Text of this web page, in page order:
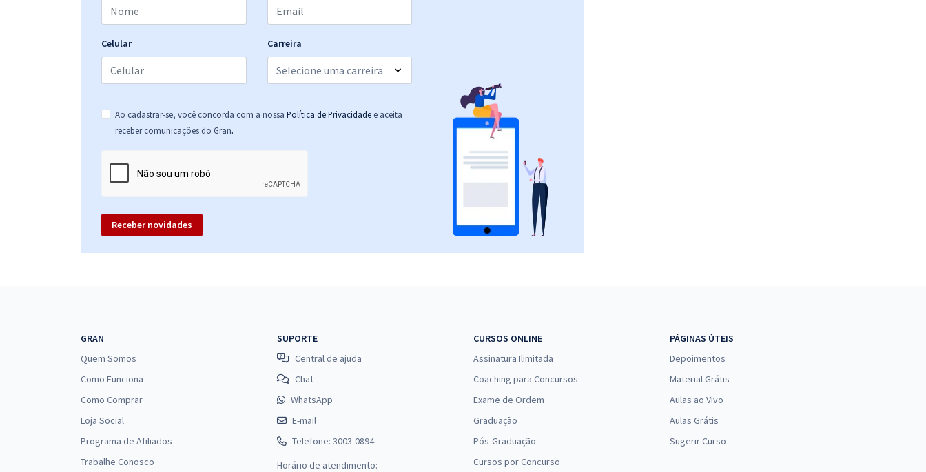
Celular Carreira
Ao cadastrar-se, você concorda com a nossa Política de Privacidade e aceita
receber comunicações do Gran.
Receber novidades
GRAN
Quem Somos
Como Funciona
Como Comprar
Loja Social
Programa de Afiliados
Trabalhe Conosco
SUPORTE
Central de ajuda
Chat
WhatsApp
E-mail
Telefone: 3003-0894
Horário de atendimento:
CURSOS ONLINE
Assinatura Ilimitada
Coaching para Concursos
Exame de Ordem
Graduação
Pós-Graduação
Cursos por Concurso
PÁGINAS ÚTEIS
Depoimentos
Material Grátis
Aulas ao Vivo
Aulas Grátis
Sugerir Curso